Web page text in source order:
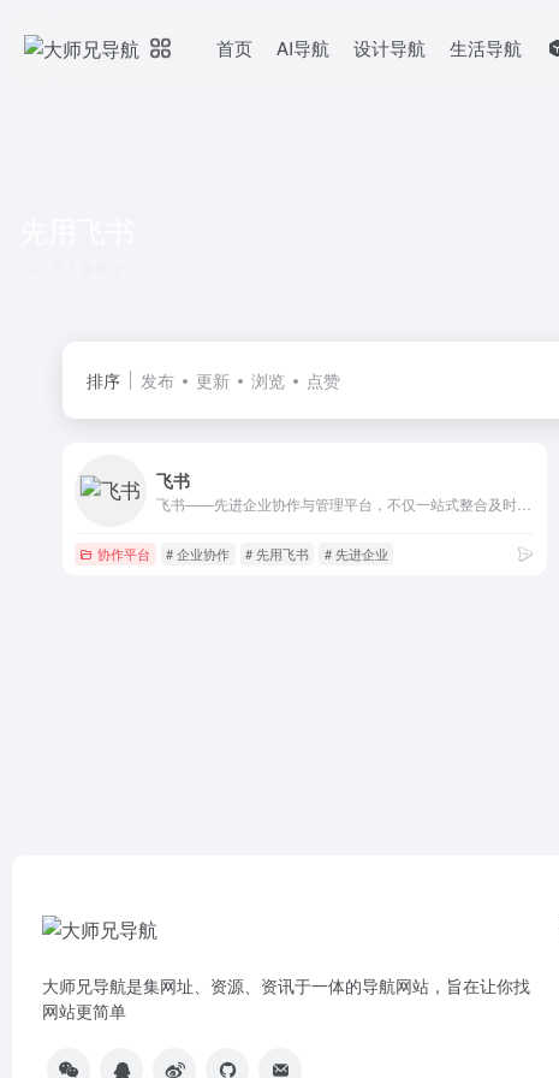
首页 AI导航 设计导航 生活导航
排序 发布 更新 浏览 点赞
飞书
协作平台 # 企业协作 # 先用飞书 # 先进企业
大师兄导航是集网址、资源、资讯于一体的导航网站，旨在让你找
网站更简单